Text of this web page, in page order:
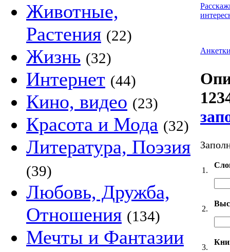
Животные,
Растения (22)
Жизнь (32)
Интернет (44)
Кино, видео (23)
Красота и Мода (32)
Литература, Поэзия
(39)
Любовь, Дружба,
Отношения (134)
Мечты и Фантазии
1.
2.
3.